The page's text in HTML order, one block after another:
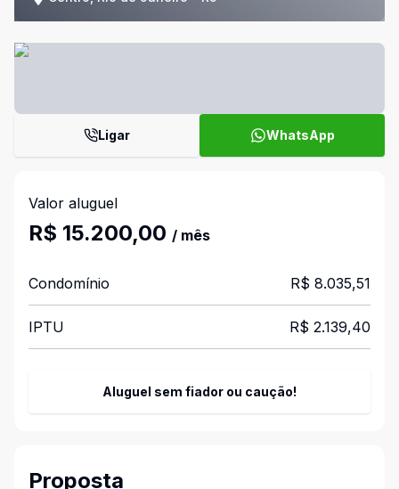
Ligar WhatsApp
Valor aluguel
R$ 15.200,00 / mês
Condomínio R$ 8.035,51
IPTU R$ 2.139,40
Aluguel sem fiador ou caução!
Proposta